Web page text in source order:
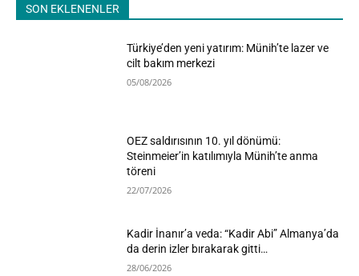
SON EKLENENLER
Türkiye’den yeni yatırım: Münih’te lazer ve
cilt bakım merkezi
05/08/2026
OEZ saldırısının 10. yıl dönümü:
Steinmeier’in katılımıyla Münih’te anma
töreni
22/07/2026
Kadir İnanır’a veda: “Kadir Abi” Almanya’da
da derin izler bırakarak gitti…
28/06/2026